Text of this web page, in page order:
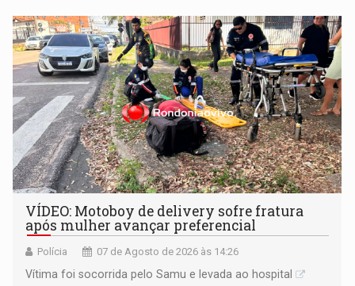
remover as contas
VÍDEO: Motoboy de delivery sofre fratura
após mulher avançar preferencial
Polícia 07 de Agosto de 2026 às 14:26
Vítima foi socorrida pelo Samu e levada ao hospital